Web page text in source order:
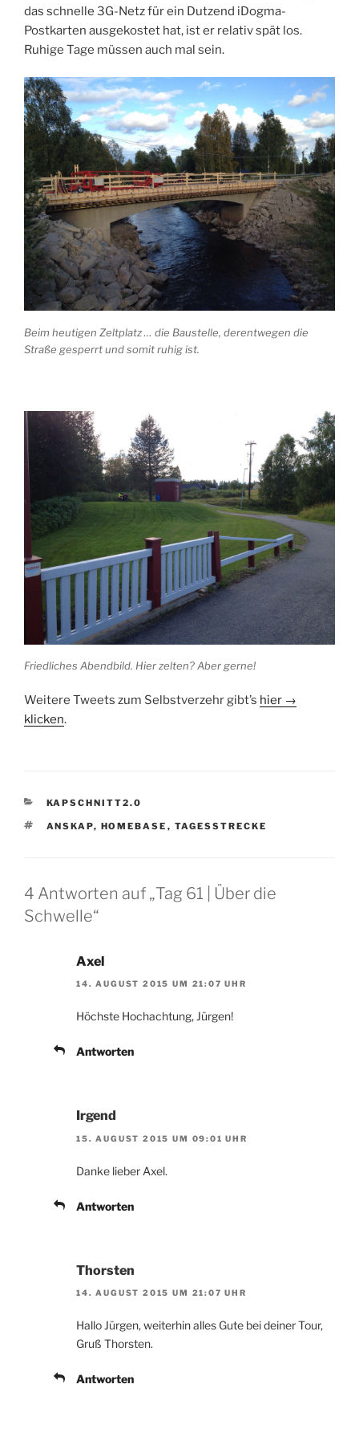
das schnelle 3G-Netz für ein Dutzend iDogma-
Postkarten ausgekostet hat, ist er relativ spät los.
Ruhige Tage müssen auch mal sein.
Beim heutigen Zeltplatz … die Baustelle, derentwegen die
Straße gesperrt und somit ruhig ist.
Friedliches Abendbild. Hier zelten? Aber gerne!
Weitere Tweets zum Selbstverzehr gibt’s hier →
klicken.
KATEGORIEN
KAPSCHNITT2.0
SCHLAGWÖRTER
ANSKAP, HOMEBASE , TAGESSTRECKE
4 Antworten auf „Tag 61 | Über die
Schwelle“
Axel
14. AUGUST 2015 UM 21:07 UHR
Höchste Hochachtung, Jürgen!
Antworten
Irgend
15. AUGUST 2015 UM 09:01 UHR
Danke lieber Axel.
Antworten
Thorsten
14. AUGUST 2015 UM 21:07 UHR
Hallo Jürgen, weiterhin alles Gute bei deiner Tour,
Gruß Thorsten.
Antworten